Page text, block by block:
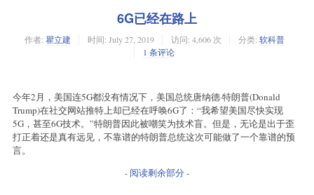
6G已经在路上
作者: 瞿立建 时间: July 27, 2019 访问: 4,606 次 分类: 软科普
1 条评论
今年2月，美国连5G都没有情况下，美国总统唐纳德·特朗普(Donald
Trump)在社交网站推特上却已经在呼唤6G了：“我希望美国尽快实现
5G，甚至6G技术。”特朗普因此被嘲笑为技术盲。但是，无论是出于歪
打正着还是真有远见，不靠谱的特朗普总统这次可能做了一个靠谱的预
言。
- 阅读剩余部分 -